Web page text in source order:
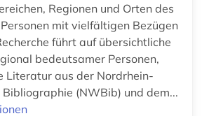
nachschlagewerk (1)
naher osten (4)
nationalbibliothek (1)
Regionen und Orten des
mit vielfältigen Bezügen
bedeutsamer Personen,
Literatur aus der Nordrhein-
(NWBib) und dem...